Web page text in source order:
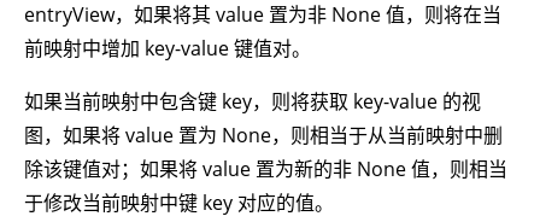
entryView，如果将其 value 置为非 None 值，则将在当
前映射中增加 key-value 键值对。
如果当前映射中包含键 key，则将获取 key-value 的视
图，如果将 value 置为 None，则相当于从当前映射中删
除该键值对；如果将 value 置为新的非 None 值，则相当
于修改当前映射中键 key 对应的值。